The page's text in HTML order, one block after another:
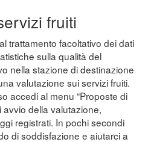
fruiti
trattamento facoltativo dei dati
sulla qualità del
nella stazione di destinazione
valutazione sui servizi fruiti.
accedi al menu “Proposte di
avvio della valutazione,
registrati. In pochi secondi
di soddisfazione e aiutarci a